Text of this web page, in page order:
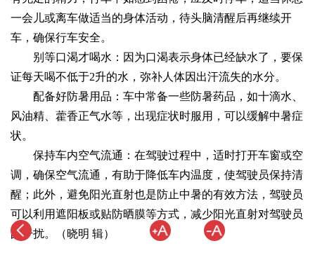
一会儿或离车做适当的身体活动，待头脑清醒后再继续开
车，确保行车安全。
别等口渴才喝水：因为口渴表示身体已经缺水了，要保
证每天喝不低于2升的水，弥补人体因出汗流失的水分。
配备好防暑用品：车中常备一些防暑药品，如十滴水、
风油精、藿香正气水等，出现症状时服用，可以缓解中暑症
状。
保持车内空气流通：在驾驶过程中，适时打开车窗或空
调，确保空气流通，有助于降低车内温度，使驾驶员保持清
醒；此外，避免阳光直射也是防止中暑的有效方法，驾驶员
可以利用遮阳板或贴防晒膜等方式，减少阳光直射对驾驶员
的干扰。（晓明 辑）